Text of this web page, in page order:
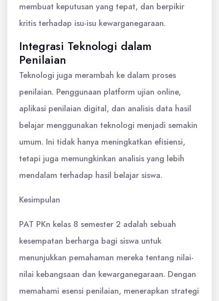
membuat keputusan yang tepat, dan berpikir
kritis terhadap isu-isu kewarganegaraan.
Integrasi Teknologi dalam
Penilaian
Teknologi juga merambah ke dalam proses
penilaian. Penggunaan platform ujian online,
aplikasi penilaian digital, dan analisis data hasil
belajar menggunakan teknologi menjadi semakin
umum. Ini tidak hanya meningkatkan efisiensi,
tetapi juga memungkinkan analisis yang lebih
mendalam terhadap hasil belajar siswa.
Kesimpulan
PAT PKn kelas 8 semester 2 adalah sebuah
kesempatan berharga bagi siswa untuk
menunjukkan pemahaman mereka tentang nilai-
nilai kebangsaan dan kewarganegaraan. Dengan
memahami esensi penilaian, menerapkan strategi